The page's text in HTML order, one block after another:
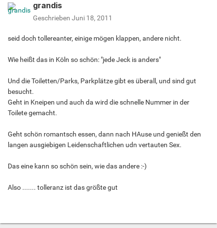
grandis
Geschrieben Juni 18, 2011
seid doch tollereanter, einige mögen klappen, andere nicht.
Wie heißt das in Köln so schön: "jede Jeck is anders"
Und die Toiletten/Parks, Parkplätze gibt es überall, und sind gut
besucht.
Geht in Kneipen und auch da wird die schnelle Nummer in der
Toilete gemacht.
Geht schön romantsch essen, dann nach HAuse und genießt den
langen ausgiebigen Leidenschaftlichen udn vertauten Sex.
Das eine kann so schön sein, wie das andere :-)
Also ....... tolleranz ist das größte gut